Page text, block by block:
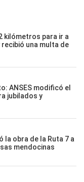
kilómetros para ir a
recibió una multa de
ANSES modificó el
jubilados y
la obra de la Ruta 7 a
mendocinas